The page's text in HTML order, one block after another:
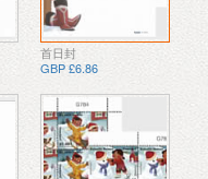
首日封
GBP £6.86